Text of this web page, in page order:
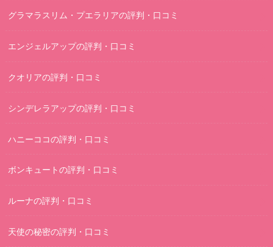
グラマラスリム・プエラリアの評判・口コミ
エンジェルアップの評判・口コミ
クオリアの評判・口コミ
シンデレラアップの評判・口コミ
ハニーココの評判・口コミ
ボンキュートの評判・口コミ
ルーナの評判・口コミ
天使の秘密の評判・口コミ